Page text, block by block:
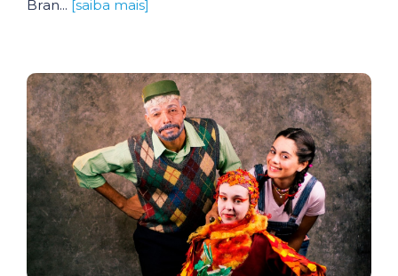
Bran... [saiba mais]